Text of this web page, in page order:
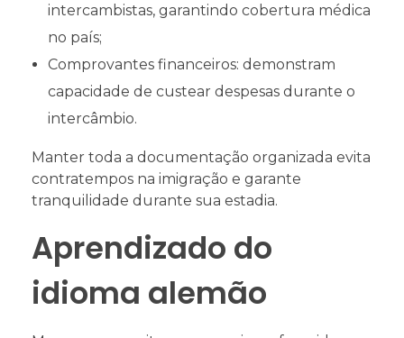
intercambistas, garantindo cobertura médica
no país;
Comprovantes financeiros: demonstram
capacidade de custear despesas durante o
intercâmbio.
Manter toda a documentação organizada evita
contratempos na imigração e garante
tranquilidade durante sua estadia.
Aprendizado do
idioma alemão